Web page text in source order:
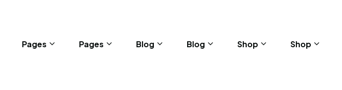
Pages Pages Blog Blog Shop Shop